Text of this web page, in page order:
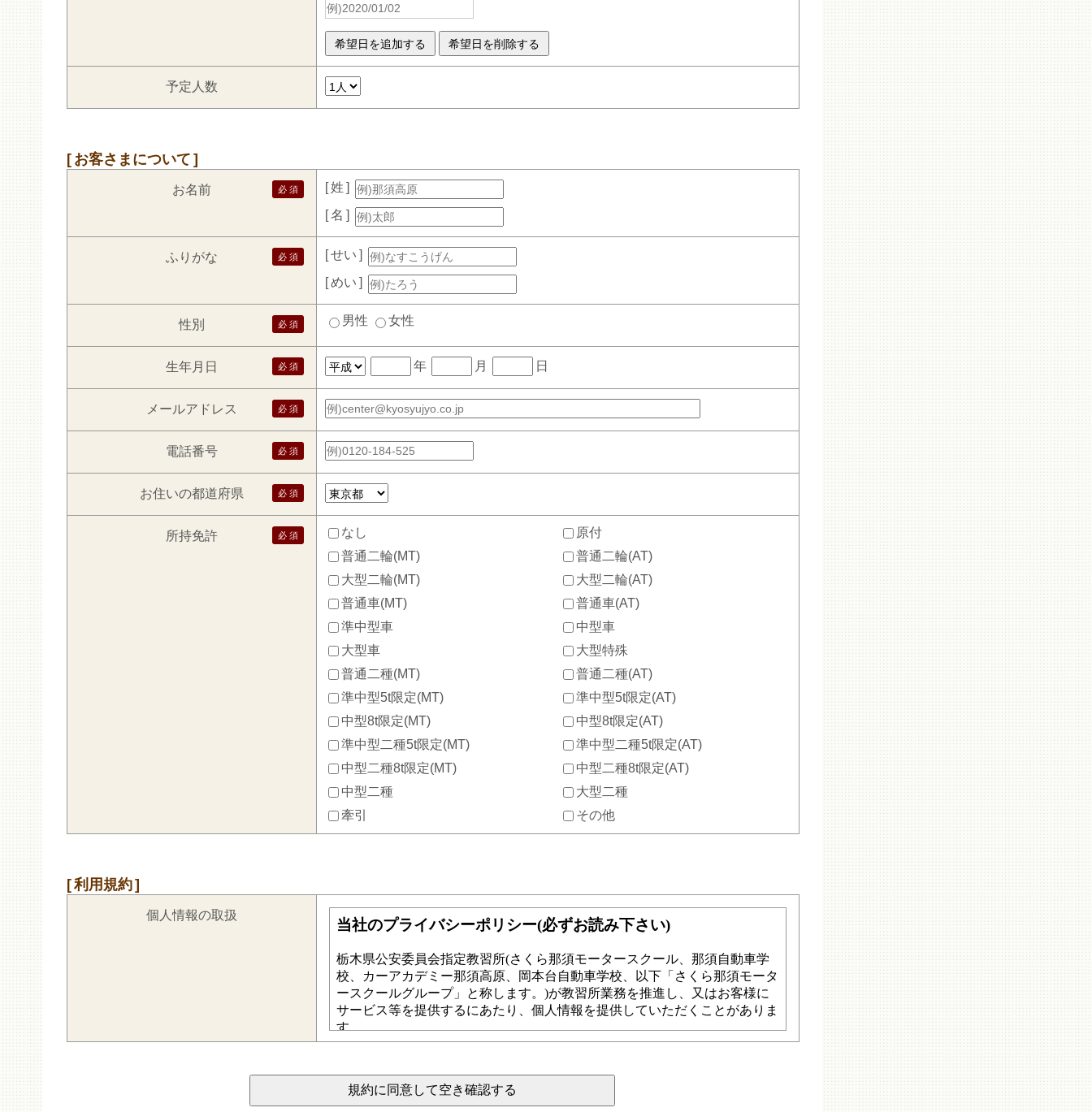
予定人数
お客さまについて
お名前
姓
名
ふりがな
せい
めい
性別 男性 女性
生年月日 年 月 日
メールアドレス
電話番号
お住いの都道府県
所持免許 なし
原付
普通二輪(MT)
普通二輪(AT)
大型二輪(MT)
大型二輪(AT)
普通車(MT)
普通車(AT)
準中型車
中型車
大型車
大型特殊
普通二種(MT)
普通二種(AT)
準中型5t限定(MT)
準中型5t限定(AT)
中型8t限定(MT)
中型8t限定(AT)
準中型二種5t限定(MT)
準中型二種5t限定(AT)
中型二種8t限定(MT)
中型二種8t限定(AT)
中型二種
大型二種
牽引
その他
利用規約
個人情報の取扱
規約に同意して空き確認する